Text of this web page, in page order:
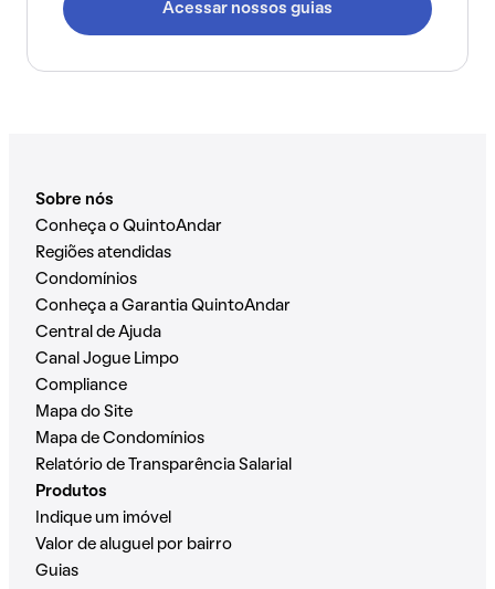
Acessar nossos guias
Sobre nós
Conheça o QuintoAndar
Regiões atendidas
Condomínios
Conheça a Garantia QuintoAndar
Central de Ajuda
Canal Jogue Limpo
Compliance
Mapa do Site
Mapa de Condomínios
Relatório de Transparência Salarial
Produtos
Indique um imóvel
Valor de aluguel por bairro
Guias